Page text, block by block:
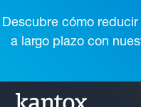
Descubre cómo
a largo plazo con